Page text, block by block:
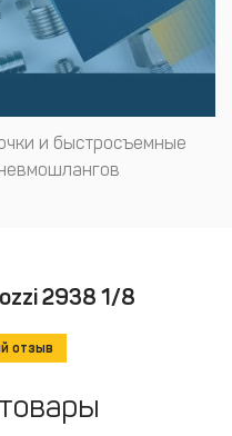
и быстросъемные
2938 1/8
отзыв